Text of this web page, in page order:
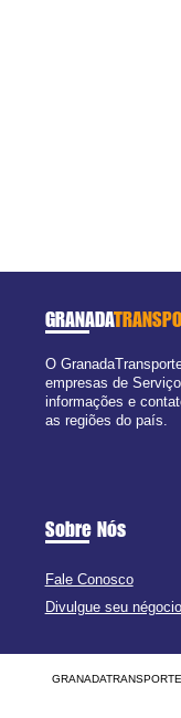
GRANADA
O
empresas de
informações e
as regiões do país.
Sobre Nós
Fale Conosco
Divulgue seu négocio